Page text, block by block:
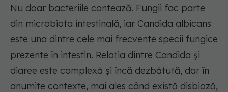
Nu doar bacteriile contează. Fungii fac parte
din microbiota intestinală, iar Candida albicans
este una dintre cele mai frecvente specii fungice
prezente în intestin. Relația dintre Candida și
diaree este complexă și încă dezbătută, dar în
anumite contexte, mai ales când există disbioză,